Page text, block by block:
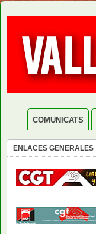
COMUNICATS
ENLACES GENERALES